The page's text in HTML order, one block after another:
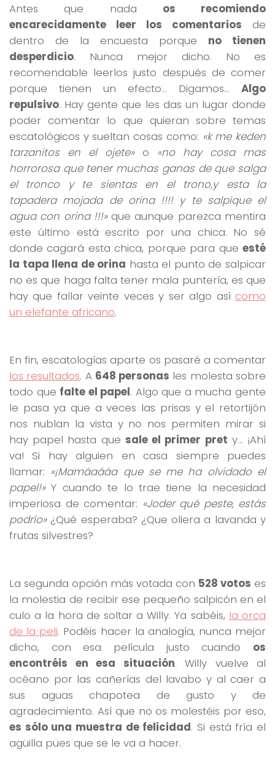
Antes que nada os recomiendo
encarecidamente leer los comentarios de
dentro de la encuesta porque no tienen
desperdicio. Nunca mejor dicho. No es
recomendable leerlos justo después de comer
porque tienen un efecto… Digamos… Algo
repulsivo. Hay gente que les das un lugar donde
poder comentar lo que quieran sobre temas
escatológicos y sueltan cosas como: «k me keden
tarzanitos en el ojete»o «no hay cosa mas
horrorosa que tener muchas ganas de que salga
el tronco y te sientas en el trono,y esta la
tapadera mojada de orina !!!! y te salpique el
agua con orina !!!»que aunque parezca mentira
este último está escrito por una chica. No sé
donde cagará esta chica, porque para que esté
la tapa llena de orina hasta el punto de salpicar
no es que haga falta tener mala puntería, es que
hay que fallar veinte veces y ser algo así como
un elefante africano.
En fin, escatologías aparte os pasaré a comentar
los resultados. A 648 personas les molesta sobre
todo que falte el papel. Algo que a mucha gente
le pasa ya que a veces las prisas y el retortijón
nos nublan la vista y no nos permiten mirar si
hay papel hasta que sale el primer pret y… ¡Ahí
va! Si hay alguien en casa siempre puedes
llamar: «¡Mamáaááa que se me ha olvidado el
papel!»Y cuando te lo trae tiene la necesidad
imperiosa de comentar: «Joder qué peste, estás
podrío»¿Qué esperaba? ¿Que oliera a lavanda y
frutas silvestres?
La segunda opción más votada con 528 votos es
la molestia de recibir ese pequeño salpicón en el
culo a la hora de soltar a Willy. Ya sabéis, la orca
de la peli. Podéis hacer la analogía, nunca mejor
dicho, con esa película justo cuando os
encontréis en esa situación. Willy vuelve al
océano por las cañerías del lavabo y al caer a
sus aguas chapotea de gusto y de
agradecimiento. Así que no os molestéis por eso,
es sólo una muestra de felicidad. Si está fría el
agüilla pues que se le va a hacer.